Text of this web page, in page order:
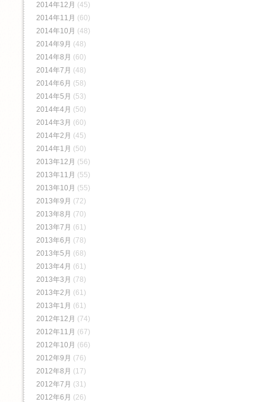
2014年12月 (45)
2014年11月 (60)
2014年10月 (48)
2014年9月 (48)
2014年8月 (60)
2014年7月 (48)
2014年6月 (58)
2014年5月 (53)
2014年4月 (50)
2014年3月 (60)
2014年2月 (45)
2014年1月 (50)
2013年12月 (56)
2013年11月 (55)
2013年10月 (55)
2013年9月 (72)
2013年8月 (70)
2013年7月 (61)
2013年6月 (78)
2013年5月 (68)
2013年4月 (61)
2013年3月 (78)
2013年2月 (61)
2013年1月 (61)
2012年12月 (74)
2012年11月 (67)
2012年10月 (66)
2012年9月 (76)
2012年8月 (17)
2012年7月 (31)
2012年6月 (26)